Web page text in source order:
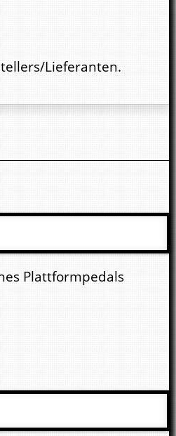
Lieferanten.
Plattformpedals